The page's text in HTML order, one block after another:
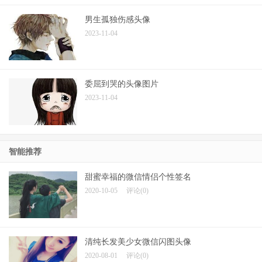
男生孤独伤感头像
2023-11-04
委屈到哭的头像图片
2023-11-04
智能推荐
甜蜜幸福的微信情侣个性签名
2020-10-05 评论(0)
清纯长发美少女微信闪图头像
2020-08-01 评论(0)